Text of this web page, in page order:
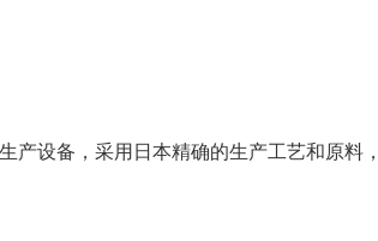
产设备，采用日本精确的生产工艺和原